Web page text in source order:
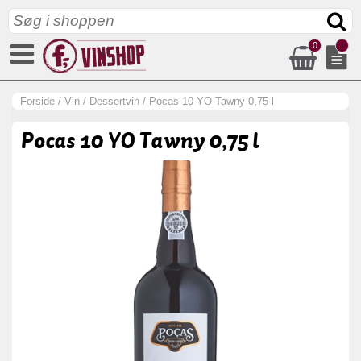
0
Forside / Vin / Dessertvin / Pocas 10 YO Tawny 0,75 l
Pocas 10 YO Tawny 0,75 l